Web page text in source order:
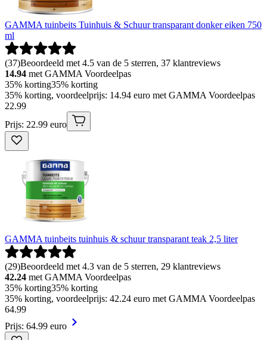
GAMMA tuinbeits Tuinhuis & Schuur transparant donker eiken 750
ml
(37)Beoordeeld met 4.5 van de 5 sterren, 37 klantreviews
14.94 met GAMMA Voordeelpas
35% korting35% korting
35% korting, voordeelprijs: 14.94 euro met GAMMA Voordeelpas
22.99
Prijs: 22.99 euro
GAMMA tuinbeits tuinhuis & schuur transparant teak 2,5 liter
(29)Beoordeeld met 4.3 van de 5 sterren, 29 klantreviews
42.24 met GAMMA Voordeelpas
35% korting35% korting
35% korting, voordeelprijs: 42.24 euro met GAMMA Voordeelpas
64.99
Prijs: 64.99 euro